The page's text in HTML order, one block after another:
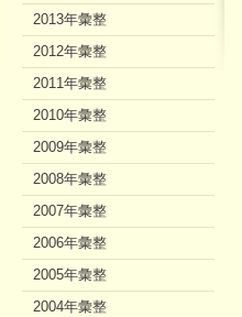
2013年彙整
2012年彙整
2011年彙整
2010年彙整
2009年彙整
2008年彙整
2007年彙整
2006年彙整
2005年彙整
2004年彙整